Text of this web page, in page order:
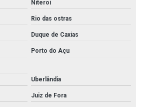
pvc
aço carbono
em aço inox
Niteroi
Rio das ostras
Duque de Caxias
Porto do Açu
Uberlândia
Juiz de Fora